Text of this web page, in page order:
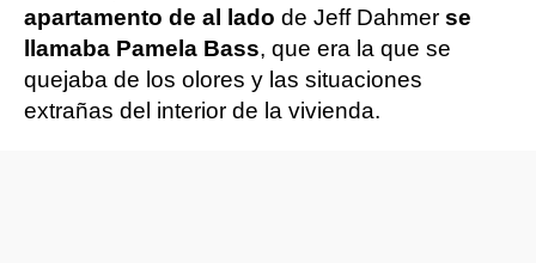
apartamento de al lado de Jeff Dahmer se
llamaba Pamela Bass, que era la que se
quejaba de los olores y las situaciones
extrañas del interior de la vivienda.